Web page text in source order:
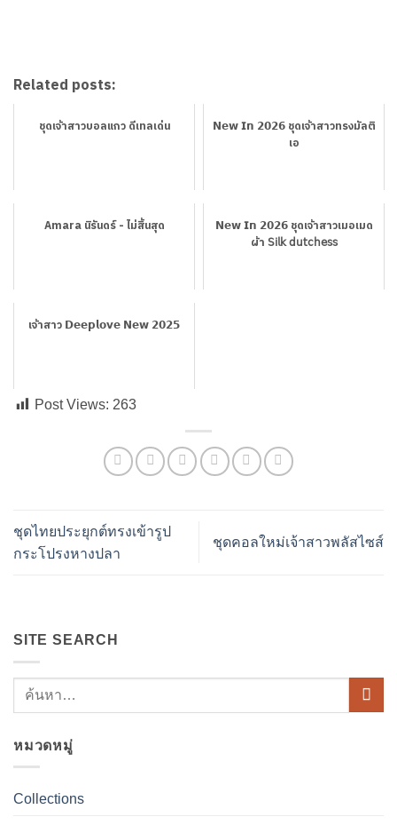
Related posts:
ชุดเจ้าสาวบอลแกว ดีเทลเด่น
𝗡𝗲𝘄 𝗜𝗻 𝟮𝟬𝟮𝟲 ชุดเจ้าสาวทรงมัลติ
เอ
Amara นิรันดร์ - ไม่สิ้นสุด
𝗡𝗲𝘄 𝗜𝗻 𝟮𝟬𝟮𝟲 ชุดเจ้าสาวเมอเมด
ผ้า 𝖲𝗂𝗅𝗄 𝖽𝗎𝗍𝖼𝗁𝖾𝗌𝗌
เจ้าสาว 𝗗𝗲𝗲𝗽𝗹𝗼𝘃𝗲 𝗡𝗲𝘄 𝟮𝟬𝟮𝟱
Post Views: 263
ชุดไทยประยุกต์ทรงเข้ารูป
กระโปรงหางปลา
ชุดคอลใหม่เจ้าสาวพลัสไซส์
SITE SEARCH
หมวดหมู่
Collections